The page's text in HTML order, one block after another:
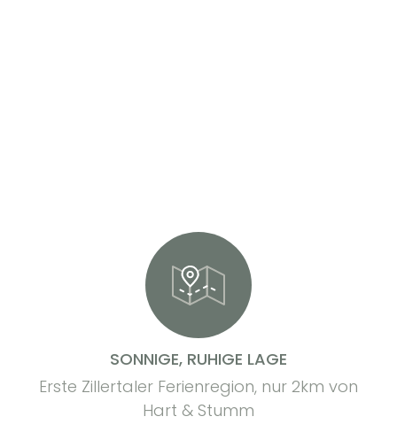
SONNIGE, RUHIGE LAGE
Erste Zillertaler Ferienregion, nur 2km von
Hart & Stumm